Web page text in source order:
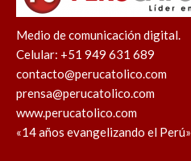
Medio de comunicación digital.
Celular: +51 949 631 689
contacto@perucatolico.com
prensa@perucatolico.com
www.perucatolico.com
«14 años evangelizando el Perú»